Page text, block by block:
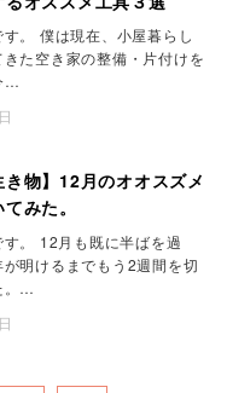
。 僕は現在、小屋暮らし
た空き家の整備・片付けを
…
き物】12月のオオスズメ
みた。
す。 12月も既に半ばを過
明けるまでもう2週間を切
。…